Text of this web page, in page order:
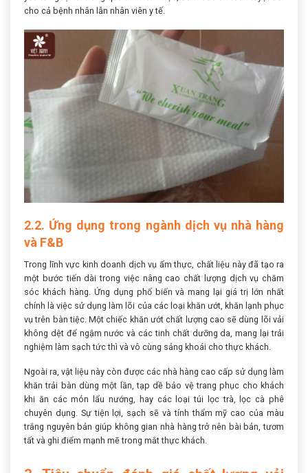
cho cả bệnh nhân lẫn nhân viên y tế.
2.2. Ứng dụng trong ngành dịch vụ nhà hàng
và F&B
Trong lĩnh vực kinh doanh dịch vụ ẩm thực, chất liệu này đã tạo ra
một bước tiến dài trong việc nâng cao chất lượng dịch vụ chăm
sóc khách hàng. Ứng dụng phổ biến và mang lại giá trị lớn nhất
chính là việc sử dụng làm lõi của các loại khăn ướt, khăn lạnh phục
vụ trên bàn tiệc. Một chiếc khăn ướt chất lượng cao sẽ dùng lõi vải
không dệt để ngậm nước và các tinh chất dưỡng da, mang lại trải
nghiệm làm sạch tức thì và vô cùng sảng khoái cho thực khách.
Ngoài ra, vật liệu này còn được các nhà hàng cao cấp sử dụng làm
khăn trải bàn dùng một lần, tạp dề bảo vệ trang phục cho khách
khi ăn các món lẩu nướng, hay các loại túi lọc trà, lọc cà phê
chuyên dụng. Sự tiện lợi, sạch sẽ và tính thẩm mỹ cao của màu
trắng nguyên bản giúp không gian nhà hàng trở nên bài bản, tươm
tất và ghi điểm mạnh mẽ trong mắt thực khách.